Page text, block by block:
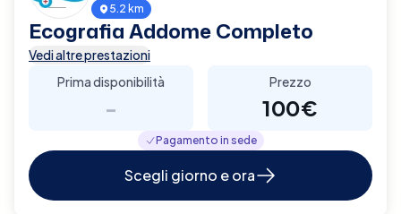
5.2 km
Ecografia Addome Completo
Vedi altre prestazioni
Prima disponibilità
-
Prezzo
100€
Pagamento in sede
Scegli giorno e ora